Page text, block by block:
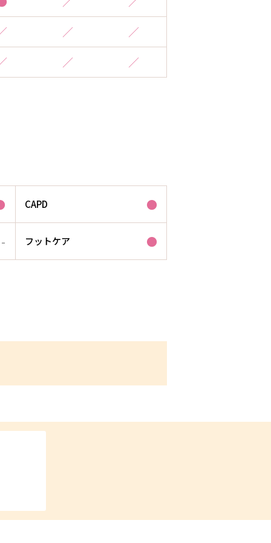
／ ／
／ ／
CAPD ●
- フットケア ●